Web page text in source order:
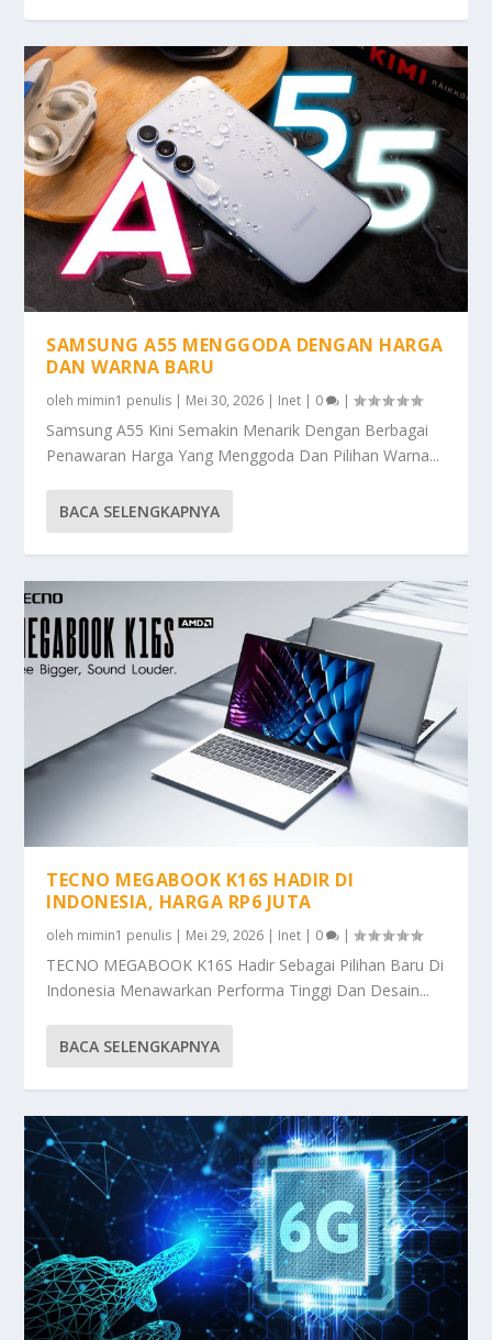
SAMSUNG A55 MENGGODA DENGAN HARGA
DAN WARNA BARU
oleh mimin1 penulis | Mei 30, 2026 | Inet | 0 |
Samsung A55 Kini Semakin Menarik Dengan Berbagai
Penawaran Harga Yang Menggoda Dan Pilihan Warna...
BACA SELENGKAPNYA
TECNO MEGABOOK K16S HADIR DI
INDONESIA, HARGA RP6 JUTA
oleh mimin1 penulis | Mei 29, 2026 | Inet | 0 |
TECNO MEGABOOK K16S Hadir Sebagai Pilihan Baru Di
Indonesia Menawarkan Performa Tinggi Dan Desain...
BACA SELENGKAPNYA